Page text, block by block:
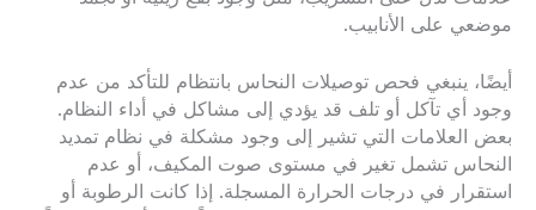
موضعي على الأنابيب.
أيضًا، ينبغي فحص توصيلات النحاس بانتظام للتأكد من عدم
وجود أي تآكل أو تلف قد يؤدي إلى مشاكل في أداء النظام.
بعض العلامات التي تشير إلى وجود مشكلة في نظام تمديد
النحاس تشمل تغير في مستوى صوت المكيف، أو عدم
استقرار في درجات الحرارة المسجلة. إذا كانت الرطوبة أو